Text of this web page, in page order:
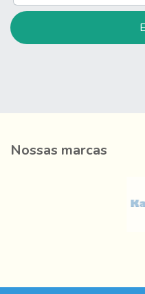
Nossas marcas